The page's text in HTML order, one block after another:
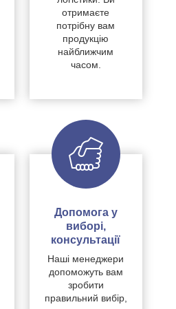
отримаєте
потрібну вам
продукцію
найближчим
часом.
Допомога у
виборі,
консультації
Наші менеджери
допоможуть вам
зробити
правильний вибір,